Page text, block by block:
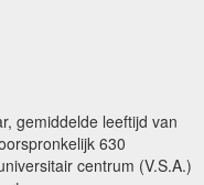
gemiddelde leeftijd van
630
centrum (V.S.A.)